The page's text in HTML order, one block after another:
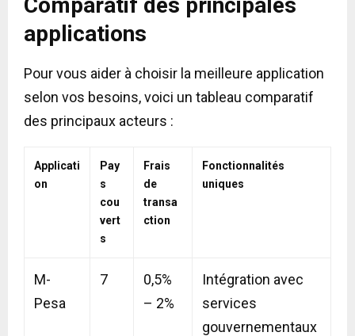
applications
Pour vous aider à choisir la meilleure application
selon vos besoins, voici un tableau comparatif
des principaux acteurs :
Applicati
on
Pay
s
cou
vert
s
Frais
de
transa
ction
Fonctionnalités
uniques
M-
Pesa
7
0,5%
– 2%
Intégration avec
services
gouvernementaux